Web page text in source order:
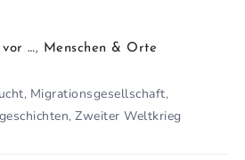
…, Menschen & Orte
, Migrationsgesellschaft,
, Zweiter Weltkrieg